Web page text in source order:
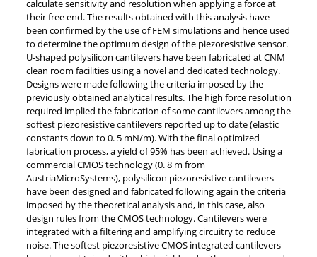
calculate sensitivity and resolution when applying a force at
their free end. The results obtained with this analysis have
been confirmed by the use of FEM simulations and hence used
to determine the optimum design of the piezoresistive sensor.
U-shaped polysilicon cantilevers have been fabricated at CNM
clean room facilities using a novel and dedicated technology.
Designs were made following the criteria imposed by the
previously obtained analytical results. The high force resolution
required implied the fabrication of some cantilevers among the
softest piezoresistive cantilevers reported up to date (elastic
constants down to 0. 5 mN/m). With the final optimized
fabrication process, a yield of 95% has been achieved. Using a
commercial CMOS technology (0. 8 m from
AustriaMicroSystems), polysilicon piezoresistive cantilevers
have been designed and fabricated following again the criteria
imposed by the theoretical analysis and, in this case, also
design rules from the CMOS technology. Cantilevers were
integrated with a filtering and amplifying circuitry to reduce
noise. The softest piezoresistive CMOS integrated cantilevers